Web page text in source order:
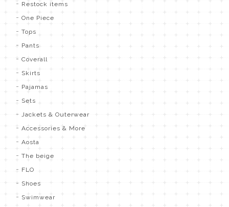
Restock items
One Piece
Tops
Pants
Coverall
Skirts
Pajamas
Sets
Jackets & Outerwear
Accessories & More
Aosta
The beige
FLO
Shoes
Swimwear